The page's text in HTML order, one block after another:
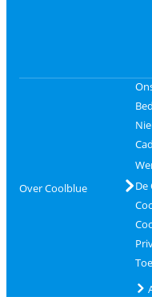
Over Coolblue
De